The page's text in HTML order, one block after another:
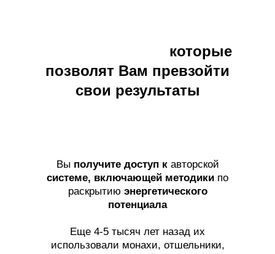
которые
позволят Вам превзойти
свои результаты
Вы получите доступ кавторской
системе, включающей методики по
раскрытию энергетического
потенциала
Еще 4-5 тысяч лет назад их
использовали монахи, отшельники,